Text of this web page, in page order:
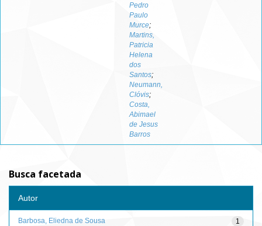
Pedro
Paulo
Murce;
Martins,
Patricia
Helena
dos
Santos;
Neumann,
Clóvis;
Costa,
Abimael
de Jesus
Barros
Busca facetada
Autor
1
Barbosa, Eliedna de Sousa